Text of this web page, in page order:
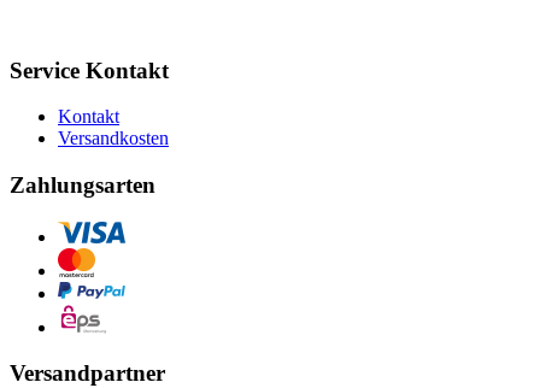
Service Kontakt
Kontakt
Versandkosten
Zahlungsarten
Versandpartner